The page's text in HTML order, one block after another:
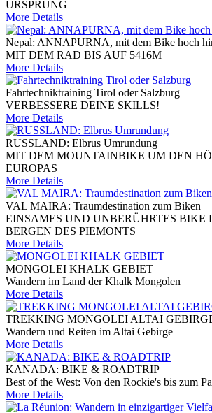
URSPRUNG
More Details
Nepal: ANNAPURNA, mit dem Bike hoch
MIT DEM RAD BIS AUF 5416M
More Details
Fahrtechniktraining Tirol oder Salzburg
VERBESSERE DEINE SKILLS!
More Details
RUSSLAND: Elbrus Umrundung
MIT DEM MOUNTAINBIKE UM DEN
EUROPAS
More Details
VAL MAIRA: Traumdestination zum Biken
EINSAMES UND UNBERÜHRTES BIKE
BERGEN DES PIEMONTS
More Details
MONGOLEI KHALK GEBIET
Wandern im Land der Khalk Mongolen
More Details
TREKKING MONGOLEI ALTAI
Wandern und Reiten im Altai Gebirge
More Details
KANADA: BIKE & ROADTRIP
Best of the West: Von den Rockie's bis zum
More Details